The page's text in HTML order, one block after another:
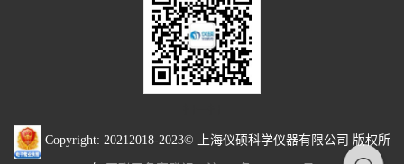
Copyright: 20212018-2023© 上海仪硕科学仪器有限公司 版权所